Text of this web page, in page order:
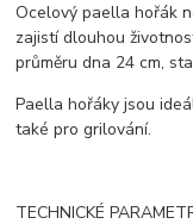
Ocelový paella hořák
zajistí dlouhou
průměru dna 24 cm,
Paella hořáky jsou
také pro grilování.
TECHNICKÉ